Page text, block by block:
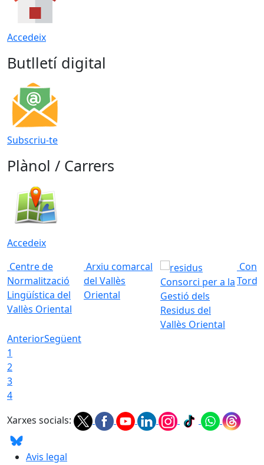
Accedeix
Butlletí digital
Subscriu-te
Plànol / Carrers
Accedeix
Centre de
Normalització
Lingüística del
Vallès Oriental
Arxiu comarcal
del Vallès
Oriental
Consorci per a la
Gestió dels
Residus del
Vallès Oriental
AnteriorSegüent
1
2
3
4
Xarxes socials:
Avis legal